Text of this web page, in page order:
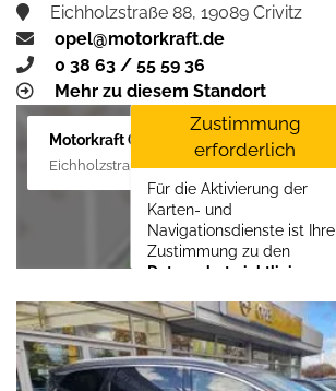
Eichholzstraße 88, 19089 Crivitz
opel@motorkraft.de
0 38 63 / 55 59 36
Mehr zu diesem Standort
Motorkraft GmbH
Eichholzstraße 88, 19089 Crivitz
Zustimmung
erforderlich
Für die Aktivierung der
Karten- und
Navigationsdienste ist Ihre
Zustimmung zu den
Datenschutzrichtlinien
LLCerforderlich.
Zustimmen und
aktivieren